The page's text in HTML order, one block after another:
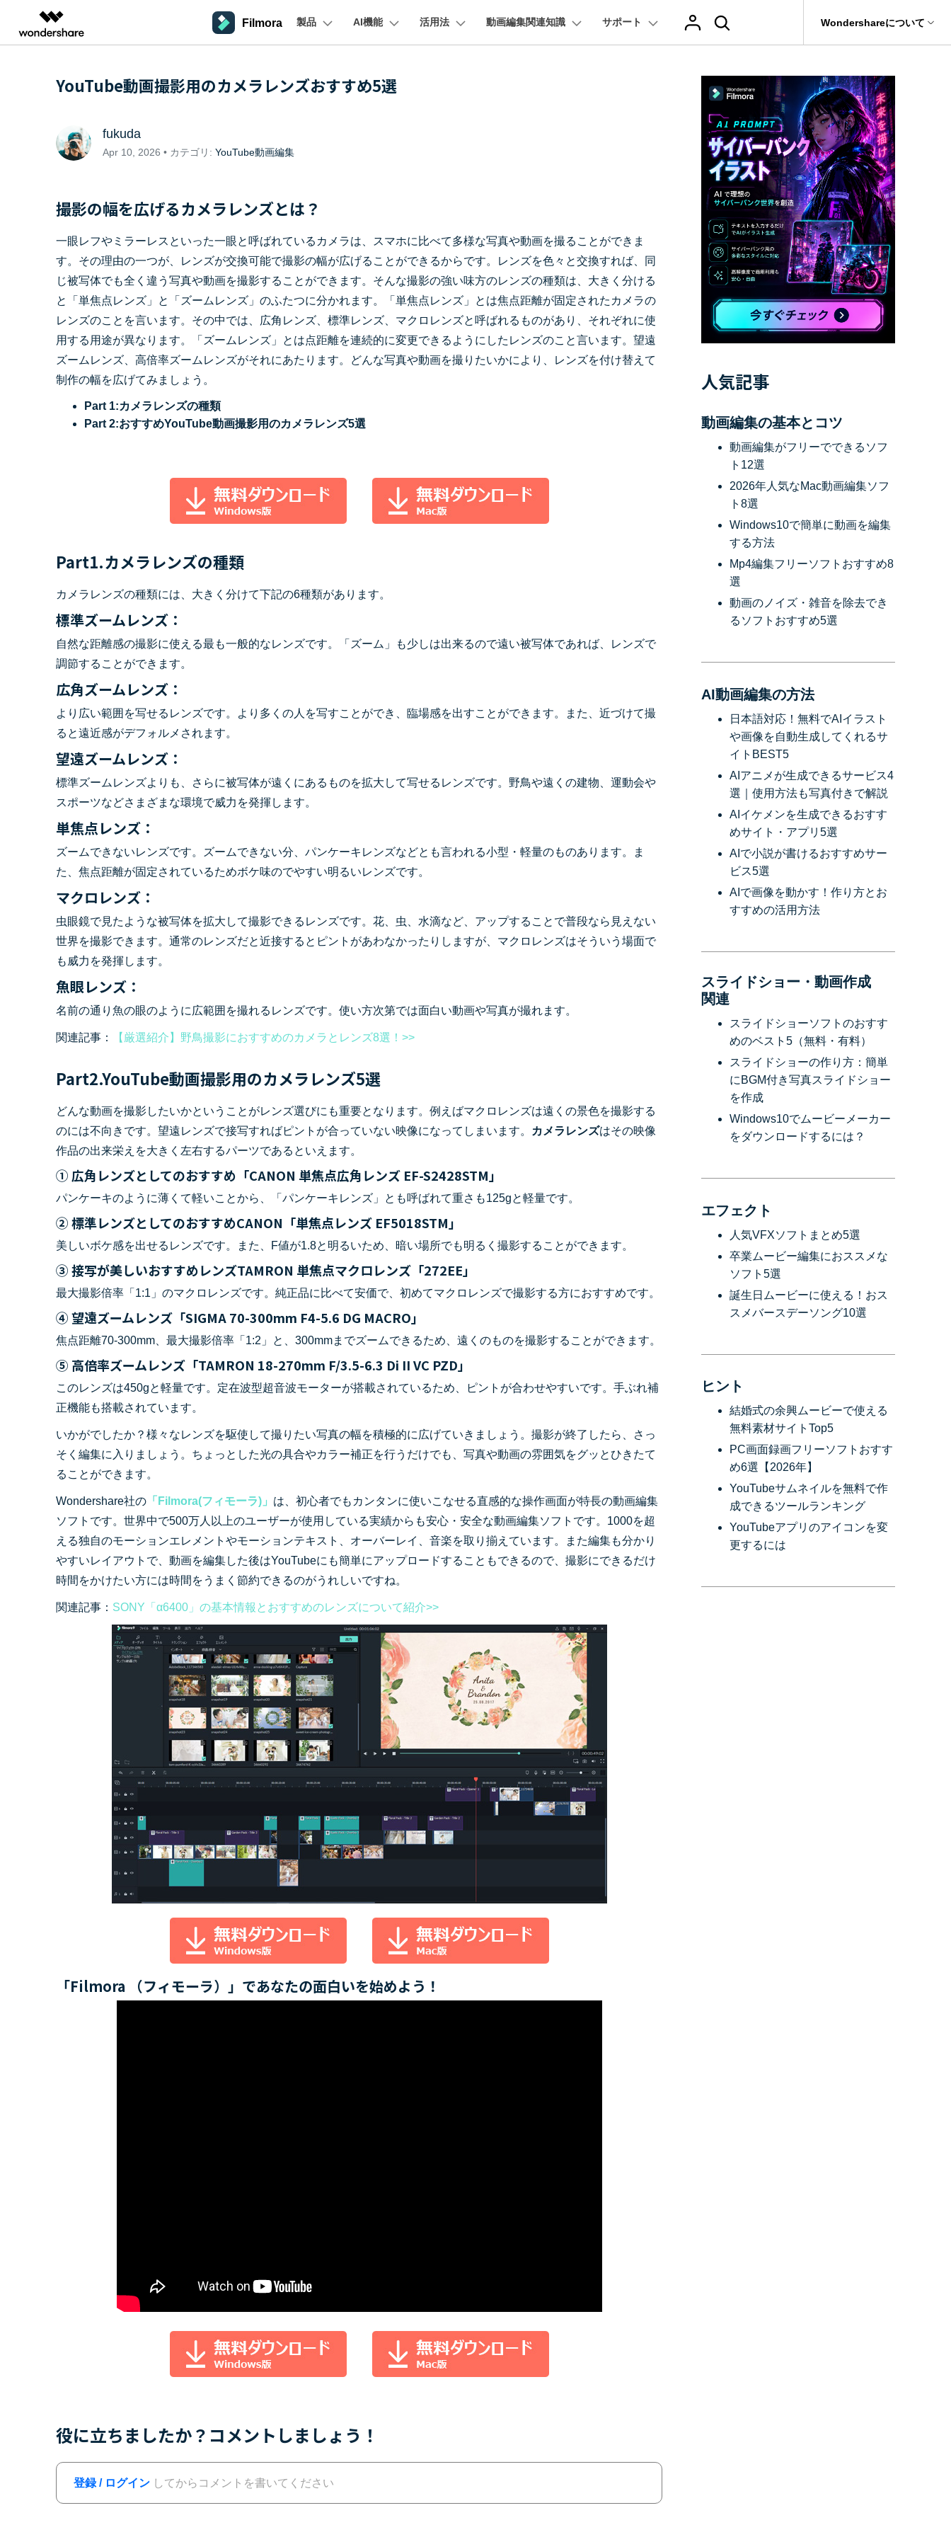
製品
動画編集＆変換
動画編集ソフト
UniConverter
動画変換ソフト
DemoCreator
AI動画・画像・音楽ジェネレーター
SelfyzAI
AI動画・画像編集アプリ
ToMoviee AI
作図＆製図
EdrawMind
データ復元・バックアップ
動画・写真・ファイル修復ソフト
子供の安全を守るアプリ
法人様向けお問い合わせ窓口
Wondershareについて
サポートセンター
Wondershare製品一覧
法人・教育・パートナー
法人向け
代理店募集
PDF ソリューション データ復元・転送
Dr.Fone
Recoverit
企業情報 プラン＆価格 サポート Wondershareについて
Filmora 製品
プラットフォーム
デスクトップ
Filmora - Mac動画編集ソフト
モバイル Filmora - iOS動画編集アプリ
Filmora - iPad版
オンライン Filmora - オンライン動画編集
アセット Creative Assets（クリエイティブアセット）
平面トラッキング NEW
マルチカメラ編集 NEW
無音検出
ボイスチェンジャー NEW
テキスト
テキスト挿入
テキスト読み上げ(TTS)
自動字幕起こし(STT)
テキストアニメーション
オートキャプション NEW
アセット
動画エフェクト
テンプレートプリセット
AIポートレート
Boris FX
NewBlue FX
AI機能
詳しく見る >>
AI機能
AI オブジェクトリムーバー AI自動文字起こし
もっと見る >
ChatGPT & AI機能 AIイラストや画像生成サイト
AI絵自動生成ツール
AI画像生成ツール
AIアップスケーリングビデオ
もっと見る >
活用法
Filmoraのユーザー層
SMB
フリーランサー
マーケター
動画マーケティング
プレゼンテーション動画
TikTok広告動画
すべてのソリューション >
無料ダウンロード
動画編集関連知識
動画編集のコツ
ビジネス動画編集関連知識 NEW
音声編集の基本知識
動画編集アプリまとめ
Youtubeのオープニング動画を作る方法
YouTube動画編集ソフトおすすめTOP10
スライドショー作成関連知識 NEW
結婚式ムービー作成テクニック
動画に使えるエフェクト素材おすすめ
アニメ動画の関連知識
動画クリエーティビティーに関する記事
Filmora動画講座
Filmora 101ガイド
Filmoraラーニング・セ
Filmora基本動画チュー
Filmoraの使い方とコツ
YouTube公式チャンネル
サポート
サポート
Filmoraバージョン情報
最新の製品ニュースとアップデート情報
Filmora操作ガイド
Filmoraのステップバイステップガイドを学ぶ
Filmora動作環境
サポートされている形式、デバイス、GPU の完全なリスト
クリエイター収益化
プログラム
創造力を収益に変えましょう！
友達紹介プログラム
招待して、ポイントを獲得しよう！
バージョンダウン
Filmora の旧バージョンをご利用いただ
けます
法人向け
ビジネス版
ブランド紹介
レビュー
Filmoraのニュースとレビューについて詳し
く見る
協業実績
Filmora製品や、公式キャラクターとのコラ
ボ実績
YouTube動画撮影用のカメラレンズおすすめ5選
fukuda
Apr 10, 2026 • カテゴリ: YouTube動画編集
撮影の幅を広げるカメラレンズとは？
一眼レフやミラーレスといった一眼と呼ばれているカメラは、スマホに比べて多様な写真や動画を撮ることができま
す。その理由の一つが、レンズが交換可能で撮影の幅が広げることができるからです。レンズを色々と交換すれば、同
じ被写体でも全く違う写真や動画を撮影することができます。そんな撮影の強い味方のレンズの種類は、大きく分ける
と「単焦点レンズ」と「ズームレンズ」のふたつに分かれます。「単焦点レンズ」とは焦点距離が固定されたカメラの
レンズのことを言います。その中では、広角レンズ、標準レンズ、マクロレンズと呼ばれるものがあり、それぞれに使
用する用途が異なります。「ズームレンズ」とは点距離を連続的に変更できるようにしたレンズのこと言います。望遠
ズームレンズ、高倍率ズームレンズがそれにあたります。どんな写真や動画を撮りたいかにより、レンズを付け替えて
制作の幅を広げてみましょう。
Part 1:カメラレンズの種類
Part 2:おすすめYouTube動画撮影用のカメラレンズ5選
Part1.カメラレンズの種類
カメラレンズの種類には、大きく分けて下記の6種類があります。
標準ズームレンズ：
自然な距離感の撮影に使える最も一般的なレンズです。「ズーム」も少しは出来るので遠い被写体であれば、レンズで
調節することができます。
広角ズームレンズ：
より広い範囲を写せるレンズです。より多くの人を写すことができ、臨場感を出すことができます。また、近づけて撮
ると遠近感がデフォルメされます。
望遠ズームレンズ：
標準ズームレンズよりも、さらに被写体が遠くにあるものを拡大して写せるレンズです。野鳥や遠くの建物、運動会や
スポーツなどさまざまな環境で威力を発揮します。
単焦点レンズ：
ズームできないレンズです。ズームできない分、パンケーキレンズなどとも言われる小型・軽量のものあります。ま
た、焦点距離が固定されているためボケ味のでやすい明るいレンズです。
マクロレンズ：
虫眼鏡で見たような被写体を拡大して撮影できるレンズです。花、虫、水滴など、アップすることで普段なら見えない
世界を撮影できます。通常のレンズだと近接するとピントがあわなかったりしますが、マクロレンズはそういう場面で
も威力を発揮します。
魚眼レンズ：
名前の通り魚の眼のように広範囲を撮れるレンズです。使い方次第では面白い動画や写真が撮れます。
関連記事： 【厳選紹介】野鳥撮影におすすめのカメラとレンズ8選！>>
Part2.YouTube動画撮影用のカメラレンズ5選
どんな動画を撮影したいかということがレンズ選びにも重要となります。例えばマクロレンズは遠くの景色を撮影する
のには不向きです。望遠レンズで接写すればピントが合っていない映像になってしまいます。
カメラレンズはその映像
作品の出来栄えを大きく左右するパーツであるといえます。
① 広角レンズとしてのおすすめ「CANON 単焦点広角レンズ EF-S2428STM」
パンケーキのように薄くて軽いことから、「パンケーキレンズ」とも呼ばれて重さも125gと軽量です。
② 標準レンズとしてのおすすめCANON「単焦点レンズ EF5018STM」
美しいボケ感を出せるレンズです。また、F値が1.8と明るいため、暗い場所でも明るく撮影することができます。
③ 接写が美しいおすすめレンズTAMRON 単焦点マクロレンズ「272EE」
最大撮影倍率「1:1」のマクロレンズです。純正品に比べて安価で、初めてマクロレンズで撮影する方におすすめです。
④ 望遠ズームレンズ「SIGMA 70-300mm F4-5.6 DG MACRO」
焦点距離70-300mm、最大撮影倍率「1:2」と、300mmまでズームできるため、遠くのものを撮影することができます。
⑤ 高倍率ズームレンズ「TAMRON 18-270mm F/3.5-6.3 Di II VC PZD」
このレンズは450gと軽量です。定在波型超音波モーターが搭載されているため、ピントが合わせやすいです。手ぶれ補
正機能も搭載されています。
いかがでしたか？様々なレンズを駆使して撮りたい写真の幅を積極的に広げていきましょう。撮影が終了したら、さっ
そく編集に入りましょう。ちょっとした光の具合やカラー補正を行うだけでも、写真や動画の雰囲気をグッとひきたて
ることができます。
Wondershare社の 「Filmora(フィモーラ)」 は、初心者でもカンタンに使いこなせる直感的な操作画面が特長の動画編集
ソフトです。世界中で500万人以上のユーザーが使用している実績からも安心・安全な動画編集ソフトです。1000を超
える独自のモーションエレメントやモーションテキスト、オーバーレイ、音楽を取り揃えています。また編集も分かり
やすいレイアウトで、動画を編集した後はYouTubeにも簡単にアップロードすることもできるので、撮影にできるだけ
時間をかけたい方には時間をうまく節約できるのがうれしいですね。
関連記事： SONY「α6400」の基本情報とおすすめのレンズについて紹介>>
「Filmora （フィモーラ）」であなたの面白いを始めよう！
役に立ちましたか？コメントしましょう！
登録 / ログイン してからコメントを書いてください
人気記事
動画編集の基本とコツ
動画編集がフリーでできるソフ
ト12選
2026年人気なMac動画編集ソフ
ト8選
Windows10で簡単に動画を編集
する方法
Mp4編集フリーソフトおすすめ8
選
動画のノイズ・雑音を除去でき
るソフトおすすめ5選
AI動画編集の方法
日本語対応！無料でAIイラスト
や画像を自動生成してくれるサ
イトBEST5
AIアニメが生成できるサービス4
選｜使用方法も写真付きで解説
AIイケメンを生成できるおすす
めサイト・アプリ5選
AIで小説が書けるおすすめサー
ビス5選
AIで画像を動かす！作り方とお
すすめの活用方法
スライドショー・動画作成
関連
スライドショーソフトのおすす
めのベスト5（無料・有料）
スライドショーの作り方：簡単
にBGM付き写真スライドショー
を作成
Windows10でムービーメーカー
をダウンロードするには？
エフェクト
人気VFXソフトまとめ5選
卒業ムービー編集におススメな
ソフト5選
誕生日ムービーに使える！おス
スメバースデーソング10選
ヒント
結婚式の余興ムービーで使える
無料素材サイトTop5
PC画面録画フリーソフトおすす
め6選【2026年】
YouTubeサムネイルを無料で作
成できるツールランキング
YouTubeアプリのアイコンを変
更するには